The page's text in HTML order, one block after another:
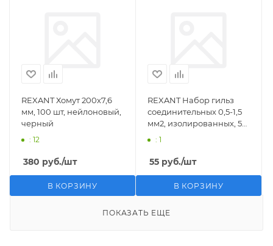
REXANT Хомут 200х7,6
мм, 100 шт, нейлоновый,
черный
: 12
380 руб./шт
В КОРЗИНУ
REXANT Набор гильз
соединительных 0,5-1,5
мм2, изолированных, 5
: 1
55 руб./шт
В КОРЗИНУ
ПОКАЗАТЬ ЕЩЕ